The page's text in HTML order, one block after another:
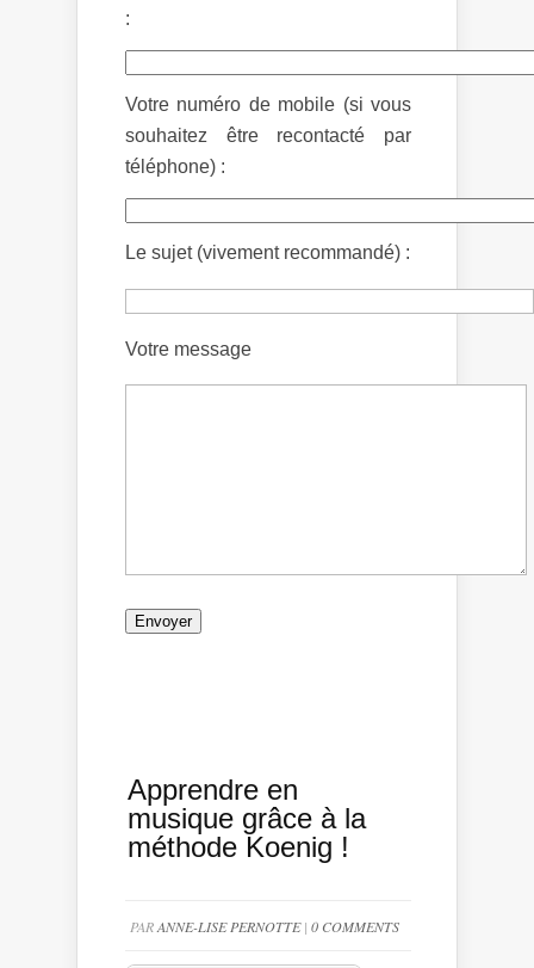
:
Votre numéro de mobile (si vous
souhaitez être recontacté par
téléphone) :
Le sujet (vivement recommandé) :
Votre message
Apprendre en
musique grâce à la
méthode Koenig !
PARANNE-LISE PERNOTTE| 0 COMMENTS